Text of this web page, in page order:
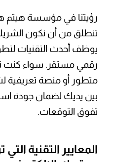
رؤيتنا في مؤسسة هيثم
تنطلق من أن نكون
يوظف أحدث التقنيات
رقمي مستقر. سواء كنت
متطور أو منصة تعريفية
بين يديك لضمان جودة
تفوق التوقعات.
المعايير التقنية